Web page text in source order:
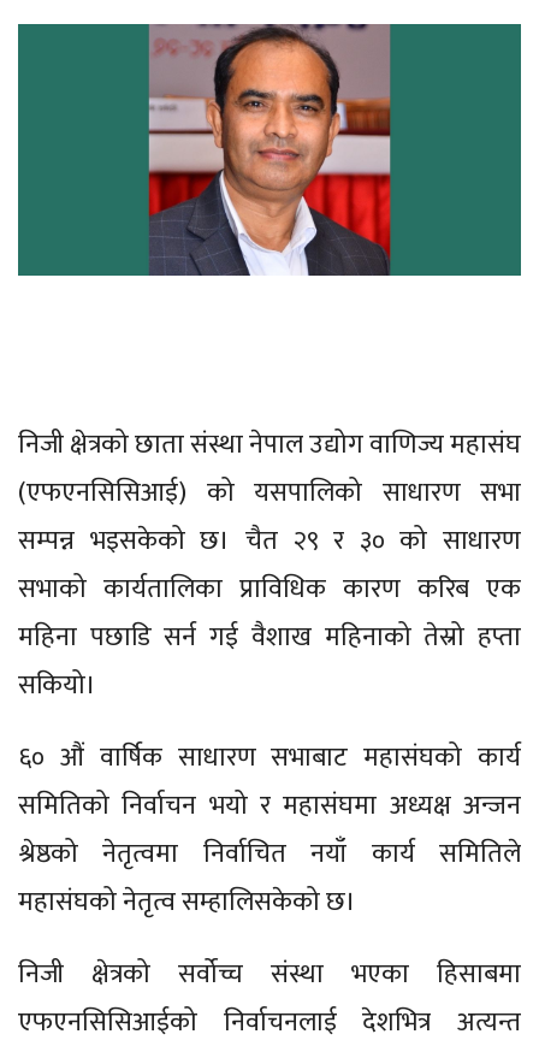
निजी क्षेत्रको छाता संस्था नेपाल उद्योग वाणिज्य महासंघ
(एफएनसिसिआई) को यसपालिको साधारण सभा
सम्पन्न भइसकेको छ। चैत २९ र ३० को साधारण
सभाको कार्यतालिका प्राविधिक कारण करिब एक
महिना पछाडि सर्न गई वैशाख महिनाको तेस्रो हप्ता
सकियो।
६० औं वार्षिक साधारण सभाबाट महासंघको कार्य
समितिको निर्वाचन भयो र महासंघमा अध्यक्ष अन्जन
श्रेष्ठको नेतृत्वमा निर्वाचित नयाँ कार्य समितिले
महासंघको नेतृत्व सम्हालिसकेको छ।
निजी क्षेत्रको सर्वोच्च संस्था भएका हिसाबमा
एफएनसिसिआईको निर्वाचनलाई देशभित्र अत्यन्त